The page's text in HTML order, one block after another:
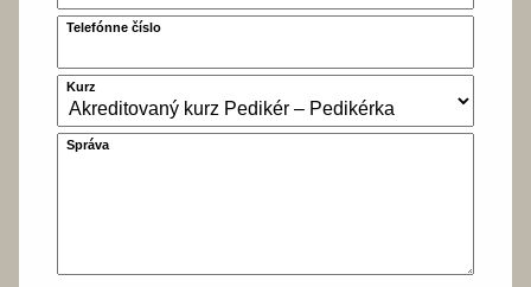
Telefónne číslo
Kurz
Správa